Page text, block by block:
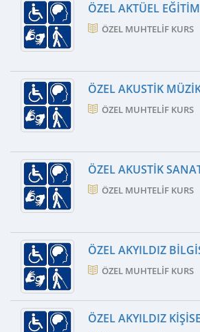
ÖZEL AKTÜEL
ÖZEL MUHTELIF KURS
ÖZEL AKUSTIK
ÖZEL MUHTELIF KURS
ÖZEL AKUSTIK
ÖZEL MUHTELIF KURS
ÖZEL AKYILDIZ
ÖZEL MUHTELIF KURS
ÖZEL AKYILDIZ